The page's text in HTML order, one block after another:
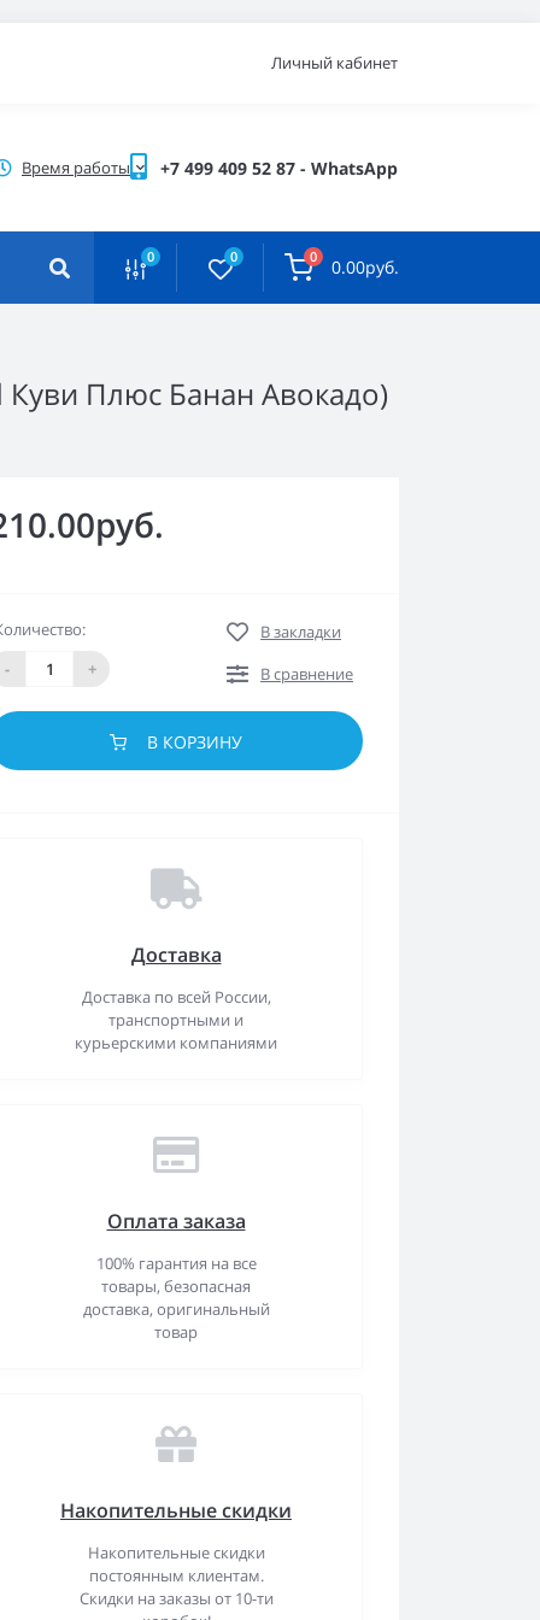
Личный кабинет
Время работы +7 499 409 52 87 - WhatsApp
0 0 0 0.00руб.
Куви Плюс Банан Авокадо)
-
+
В закладки
В сравнение
В КОРЗИНУ
Доставка
Доставка по всей России,
транспортными и
курьерскими компаниями
Оплата заказа
100% гарантия на все
товары, безопасная
доставка, оригинальный
товар
Накопительные скидки
Накопительные скидки
постоянным клиентам.
Скидки на заказы от 10-ти